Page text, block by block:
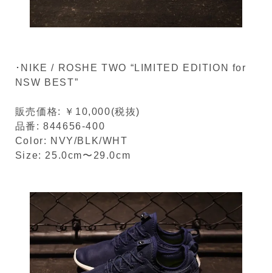
･NIKE / ROSHE TWO “LIMITED EDITION for
NSW BEST”
販売価格: ￥10,000(税抜)
品番: 844656-400
Color: NVY/BLK/WHT
Size: 25.0cm〜29.0cm